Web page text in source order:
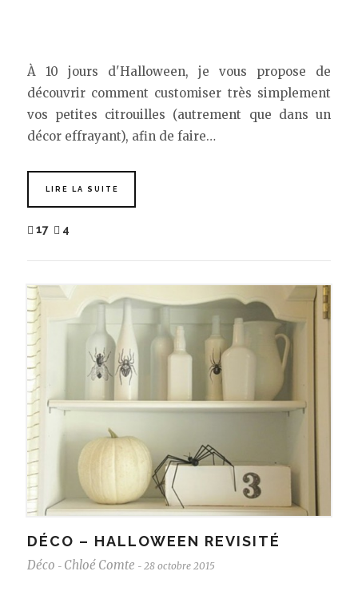
À 10 jours d'Halloween, je vous propose de
découvrir comment customiser très simplement
vos petites citrouilles (autrement que dans un
décor effrayant), afin de faire…
LIRE LA SUITE
17 4
DÉCO – HALLOWEEN REVISITÉ
Déco - Chloé Comte - 28 octobre 2015